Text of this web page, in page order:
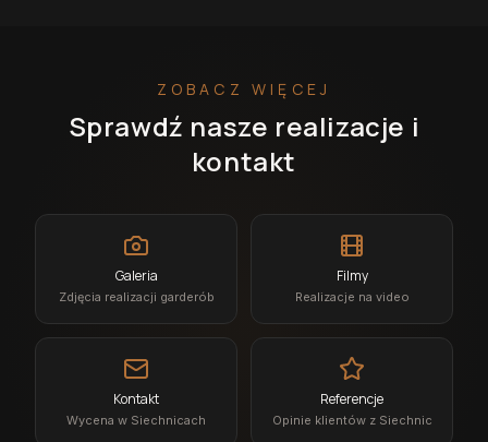
ZOBACZ WIĘCEJ
Sprawdź nasze realizacje i
kontakt
Galeria
Zdjęcia realizacji garderób
Filmy
Realizacje na video
Kontakt
Wycena w Siechnicach
Referencje
Opinie klientów z Siechnic